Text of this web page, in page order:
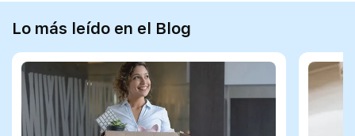
Lo más leído en el Blog